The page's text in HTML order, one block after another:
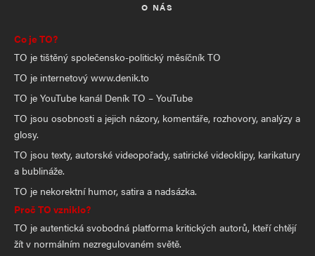
O NÁS
Co je TO?
TO je tištěný společensko-politický měsíčník TO
TO je internetový www.denik.to
TO je YouTube kanál Deník TO – YouTube
TO jsou osobnosti a jejich názory, komentáře, rozhovory, analýzy a
glosy.
TO jsou texty, autorské videopořady, satirické videoklipy, karikatury
a bublináže.
TO je nekorektní humor, satira a nadsázka.
Proč TO vzniklo?
TO je autentická svobodná platforma kritických autorů, kteří chtějí
žít v normálním nezregulovaném světě.